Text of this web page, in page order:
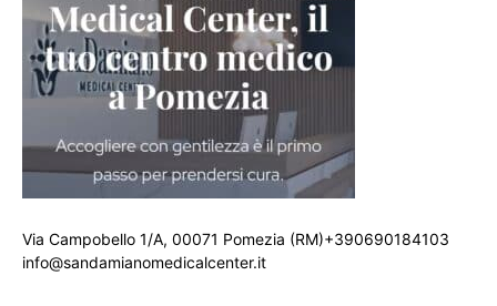
Via Campobello 1/A, 00071 Pomezia (RM)+390690184103
info@sandamianomedicalcenter.it